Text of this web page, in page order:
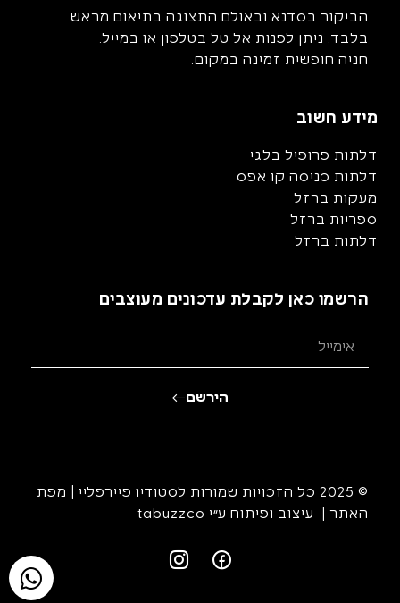
הביקור בסדנא ובאולם התצוגה בתיאום מראש
בלבד. ניתן לפנות אל טל בטלפון או במייל.
חניה חופשית זמינה במקום.
מידע חשוב
דלתות פרופיל בלגי
דלתות כניסה קו אפס
מעקות ברזל
ספריות ברזל
דלתות ברזל
הרשמו כאן לקבלת עדכונים מעוצבים
הירשם
© 2025 כל הזכויות שמורות לסטודיו פיירפליי |
מפת
האתר | עיצוב ופיתוח ע״י tabuzzco